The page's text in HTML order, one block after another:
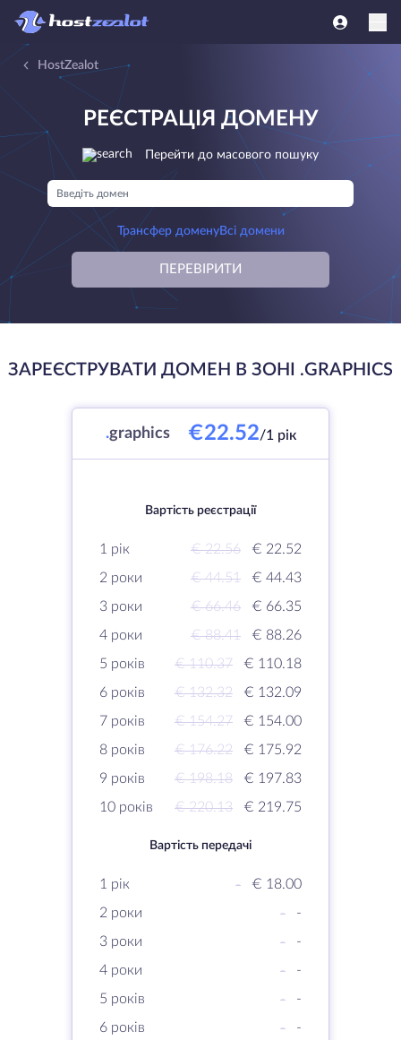
HostZealot
РЕЄСТРАЦІЯ ДОМЕНУ
Перейти до масового пошуку
Трансфер доменуВсі домени
ПЕРЕВІРИТИ
ЗАРЕЄСТРУВАТИ ДОМЕН В ЗОНІ .GRAPHICS
.graphics €22.52/1 рік
Вартість реєстрації
1 рік € 22.56
€ 22.52
2 роки
€ 44.51
€ 44.43
3 роки
€ 66.46
€ 66.35
4 роки
€ 88.41
€ 88.26
5 років
€ 110.37
€ 110.18
6 років
€ 132.32
€ 132.09
7 років
€ 154.27
€ 154.00
8 років
€ 176.22
€ 175.92
9 років
€ 198.18
€ 197.83
10 років
€ 220.13 € 219.75
Вартість передачі
1 рік -
€ 18.00
2 роки
-
-
3 роки
-
-
4 роки
-
-
5 років
-
-
6 років
-
-